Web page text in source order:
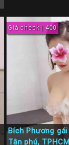
Giá check | 400
Bích Phương
Tân phú,